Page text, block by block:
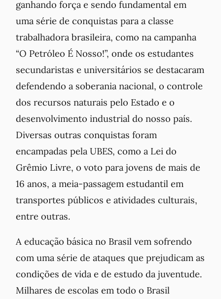
ganhando força e sendo fundamental em
uma série de conquistas para a classe
trabalhadora brasileira, como na campanha
“O Petróleo É Nosso!”, onde os estudantes
secundaristas e universitários se destacaram
defendendo a soberania nacional, o controle
dos recursos naturais pelo Estado e o
desenvolvimento industrial do nosso país.
Diversas outras conquistas foram
encampadas pela UBES, como a Lei do
Grêmio Livre, o voto para jovens de mais de
16 anos, a meia-passagem estudantil em
transportes públicos e atividades culturais,
entre outras.
A educação básica no Brasil vem sofrendo
com uma série de ataques que prejudicam as
condições de vida e de estudo da juventude.
Milhares de escolas em todo o Brasil